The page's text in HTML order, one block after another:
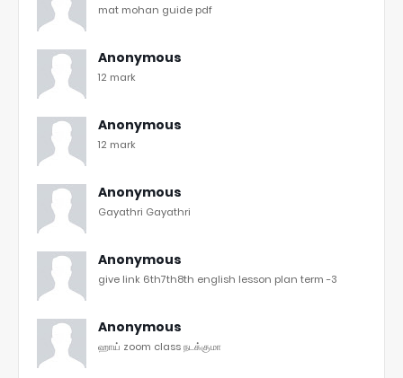
mat mohan guide pdf
Anonymous
12 mark
Anonymous
12 mark
Anonymous
Gayathri Gayathri
Anonymous
give link 6th7th8th english lesson plan term -3
Anonymous
ஹாய் zoom class நடக்குமா